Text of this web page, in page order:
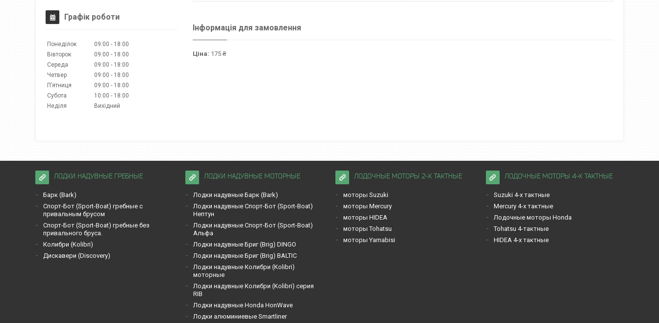
Інформація для замовлення
Ціна: 175 ₴
Графік роботи
Понеділок 09:00
18:00
Вівторок
09:00
18:00
Середа
09:00
18:00
Четвер
09:00
18:00
Пʼятниця
09:00
18:00
Субота
10:00
18:00
Неділя
Вихідний
ЛОДКИ НАДУВНЫЕ ГРЕБНЫЕ
Барк (Bark)
Спорт-Бот (Sport-Boat) гребные с
привальным брусом
Спорт-Бот (Sport-Boat) гребные без
привального бруса.
Кoлибри (Kolibri)
Дискавери (Discoverу)
ЛОДКИ НАДУВНЫЕ МОТОРНЫЕ
Лодки надувные Барк (Bark)
Лодки надувные Спорт-Бот (Sport-Boat)
Нептун
Лодки надувные Спорт-Бот (Sport-Boat)
Альфа
Лодки надувные Бриг (Brig) DINGO
Лодки надувные Бриг (Brig) BALTIC
Лодки надувные Кoлибри (Kolibri)
моторные
Лодки надувные Кoлибри (Kolibri) серия
RIB
Лодки надувные Honda HonWave
Лодки алюминиевые Smartliner
ЛОДОЧНЫЕ МОТОРЫ 2-Х ТАКТНЫЕ
моторы Suzuki
моторы Mercury
моторы HIDEA
моторы Tohatsu
моторы Yamabisi
ЛОДОЧНЫЕ МОТОРЫ 4-Х ТАКТНЫЕ
Suzuki 4-х тактные
Mercury 4-х тактные
Лодочные моторы Honda
Tohatsu 4-тактные
HIDEA 4-х тактные